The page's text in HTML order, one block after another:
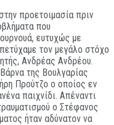
προετοιμασία πριν
που
ευτυχώς με
τον μεγάλο στόχο
Ανδρέας Ανδρέου.
της Βουλγαρίας
Προύτζο ο οποίος εν
παιχνίδι. Απέναντι
ο Στέφανος
ήταν αδύνατον να